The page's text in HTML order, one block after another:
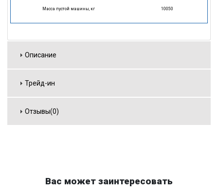
Масса пустой машины, кг 10050
Описание
Трейд-ин
Отзывы(0)
Вас может заинтересовать